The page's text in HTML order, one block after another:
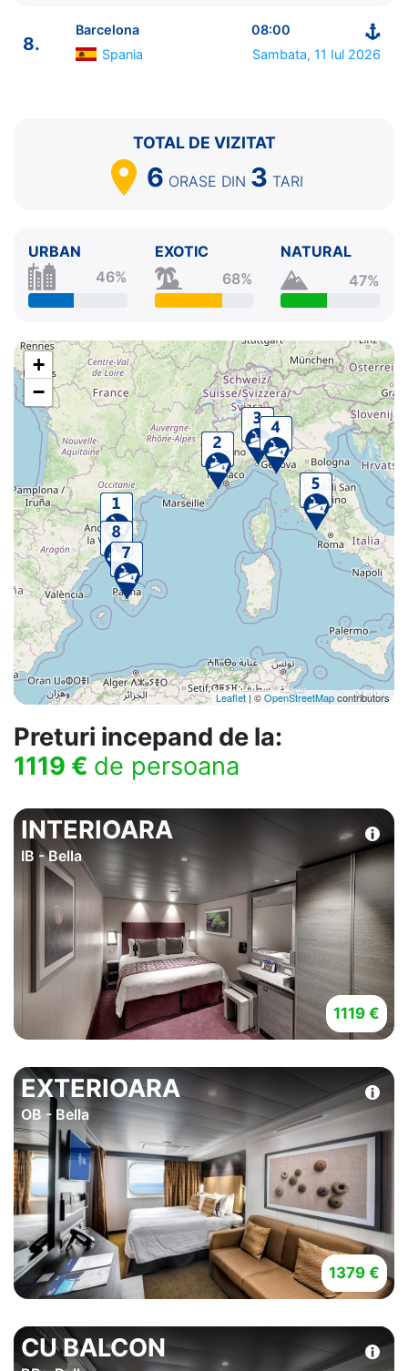
5.
Civitavecchia, Roma
07:00 - 19:00
6.
Zi de navigare
0:00 - 0:00
8.
Barcelona
08:00
Spania
Sambata, 11 Iul 2026
TOTAL DE VIZITAT
6 ORASE DIN 3 TARI
URBAN
46%
EXOTIC
68%
NATURAL
47%
+
−
Leaflet | ©OpenStreetMapcontributors
Preturi incepand de la:
1119 € de persoana
INTERIOARA
IB - Bella
1119 €
EXTERIOARA
OB - Bella
1379 €
CU BALCON